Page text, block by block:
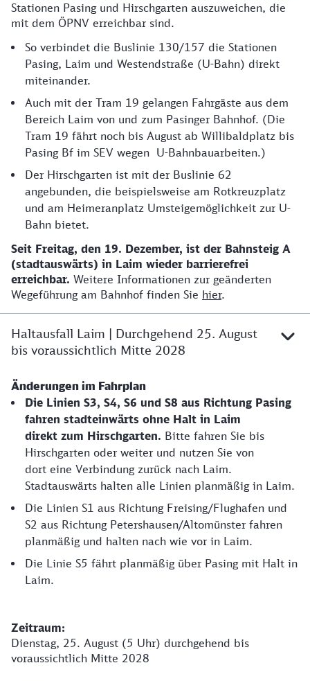
Stationen Pasing und Hirschgarten auszuweichen, die
mit dem ÖPNV erreichbar sind.
So verbindet die Buslinie 130/157 die Stationen
Pasing, Laim und Westendstraße (U-Bahn) direkt
miteinander.
Auch mit der Tram 19 gelangen Fahrgäste aus dem
Bereich Laim von und zum Pasinger Bahnhof. (Die
Tram 19 fährt noch bis August ab Willibaldplatz bis
Pasing Bf im SEV wegen U-Bahnbauarbeiten.)
Der Hirschgarten ist mit der Buslinie 62
angebunden, die beispielsweise am Rotkreuzplatz
und am Heimeranplatz Umsteigemöglichkeit zur U-
Bahn bietet.
Seit Freitag, den 19. Dezember, ist der Bahnsteig A
(stadtauswärts) in Laim wieder barrierefrei
erreichbar. Weitere Informationen zur geänderten
Wegeführung am Bahnhof finden Sie hier.
Haltausfall Laim | Durchgehend 25. August
bis voraussichtlich Mitte 2028
Änderungen im Fahrplan
Die Linien S3, S4, S6 und S8 aus Richtung Pasing
fahren stadteinwärts ohne Halt in Laim
direkt zum Hirschgarten. Bitte fahren Sie bis
Hirschgarten oder weiter und nutzen Sie von
dort eine Verbindung zurück nach Laim.
Stadtauswärts halten alle Linien planmäßig in Laim.
Die Linien S1 aus Richtung Freising/Flughafen und
S2 aus Richtung Petershausen/Altomünster fahren
planmäßig und halten nach wie vor in Laim.
Die Linie S5 fährt planmäßig über Pasing mit Halt in
Laim.
​​​​​​​Zeitraum:
Dienstag, 25. August (5 Uhr) durchgehend bis
voraussichtlich Mitte 2028